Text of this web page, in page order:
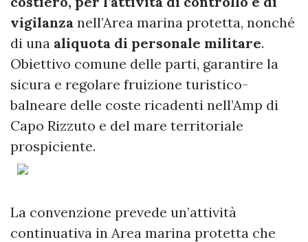
vigilanza nell’Area marina protetta, nonché
di una aliquota di personale militare.
Obiettivo comune delle parti, garantire la
sicura e regolare fruizione turistico-
balneare delle coste ricadenti nell’Amp di
Capo Rizzuto e del mare territoriale
prospiciente.
La convenzione prevede un’attività
continuativa in Area marina protetta che